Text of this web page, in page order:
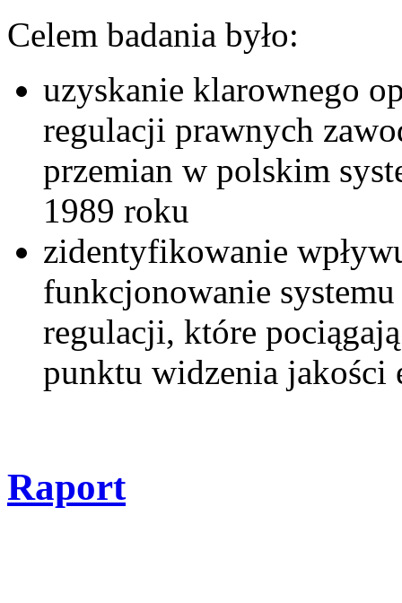
Celem badania było:
uzyskanie klarownego
regulacji prawnych
przemian w polskim
1989 roku
zidentyfikowanie
funkcjonowanie
regulacji, które
punktu widzenia jakości
Raport